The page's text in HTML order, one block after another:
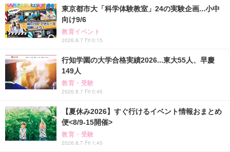
東京都市大「科学体験教室」24の実験企画...小中
向け9/6
教育イベント
2026.8.7 Fri 0:15
行知学園の大学合格実績2026...東大55人、早慶
149人
教育・受験
2026.8.7 Fri 0:45
【夏休み2026】すぐ行けるイベント情報おまとめ
便<8/9-15開催>
教育・受験
2026.8.7 Fri 1:45